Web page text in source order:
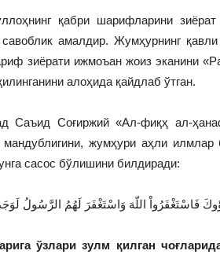
қабри шарифларини
амалдир. Жумҳурнинг
зиёрати ижмоъан жоиз эканини
алоҳида қайдлаб ўтган.
Саъид Соғиржий «Ал-фиқҳ ал-
жумҳури аҳли илмлар
сасос бўлишини билдиради:
فَاسْتَغْفَرُواْ اللّهَ وَاسْتَغْفَرَ لَهُمُ الرَّسُولُ
ўзлари зулм қилган